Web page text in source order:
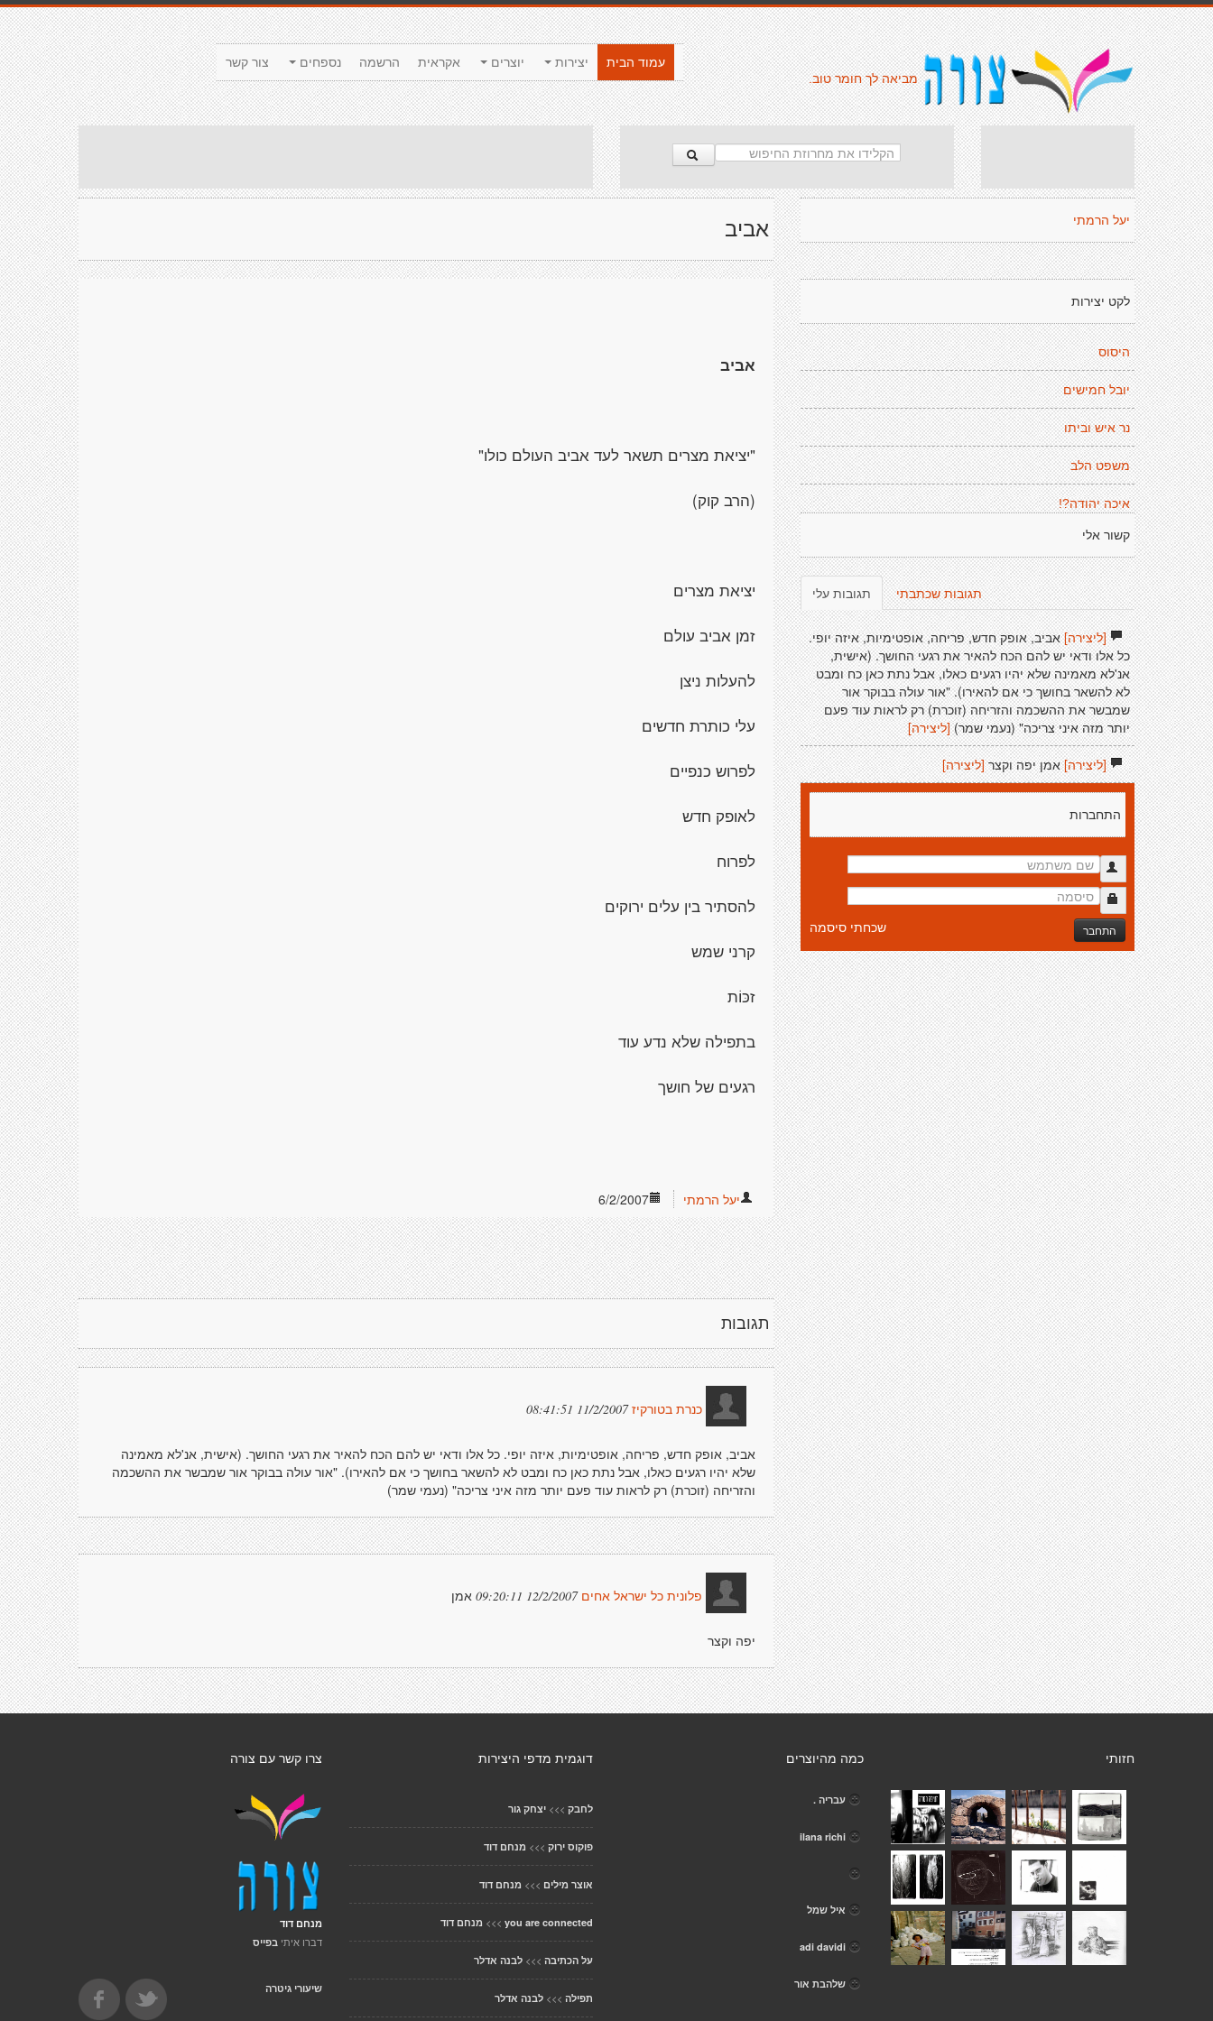
צור קשר נספחים הרשמה אקראית יוצרים יצירות
עמוד הבית
מביאה לך חומר טוב.
אביב
אביב
"יציאת מצרים תשאר לעד אביב העולם כולו"
(הרב קוק)
יציאת מצרים
זמן אביב עולם
להעלות ניצן
עלי כותרת חדשים
לפרוש כנפיים
לאופק חדש
לפרוח
להסתיר בין עלים ירוקים
קרני שמש
זכּוֹת
בתפילה שלא נדע עוד
רגעים של חושך
6/2/2007 יעל הרמתי
תגובות
כנרת בטורקיז 11/2/2007 08:41:51
אביב, אופק חדש, פריחה, אופטימיות, איזה יופי. כל אלו ודאי יש להם הכח להאיר את רגעי החושך. (אישית, אנ'לא מאמינה
שלא יהיו רגעים כאלו, אבל נתת כאן כח ומבט לא להשאר בחושך כי אם להאירו). "אור עולה בבוקר אור שמבשר את ההשכמה
והזריחה (זוכרת) רק לראות עוד פעם יותר מזה איני צריכה" (נעמי שמר)
פלונית כל ישראל אחים 12/2/2007 09:20:11 אמן
יפה וקצר
יעל הרמתי
לקט יצירות
היסוס
יובל חמישים
נר איש וביתו
משפט הלב
איכה יהודה?!
קשור אלי
תגובות עלי תגובות שכתבתי
[ליצירה]אביב, אופק חדש, פריחה, אופטימיות, איזה יופי.
כל אלו ודאי יש להם הכח להאיר את רגעי החושך. (אישית,
אנ'לא מאמינה שלא יהיו רגעים כאלו, אבל נתת כאן כח ומבט
לא להשאר בחושך כי אם להאירו). "אור עולה בבוקר אור
שמבשר את ההשכמה והזריחה (זוכרת) רק לראות עוד פעם
יותר מזה איני צריכה" (נעמי שמר)[ליצירה]
[ליצירה]אמן יפה וקצר[ליצירה]
התחברות
התחבר שכחתי סיסמה
צרו קשר עם צורה
מנחם דוד
דברו איתי בפייס
שיעורי גיטרה
דוגמית מדפי היצירות
לחבק >>> יצחק גור
פוקוס ירוק >>> מנחם דוד
אוצר מילים >>> מנחם דוד
you are connected
>>> מנחם דוד
על הכתיבה >>> לבנה אדלר
תפילה >>> לבנה אדלר
כמה מהיוצרים
עבריה .
ilana richi
איל שמל
adi davidi
שלהבת אור
חזותי